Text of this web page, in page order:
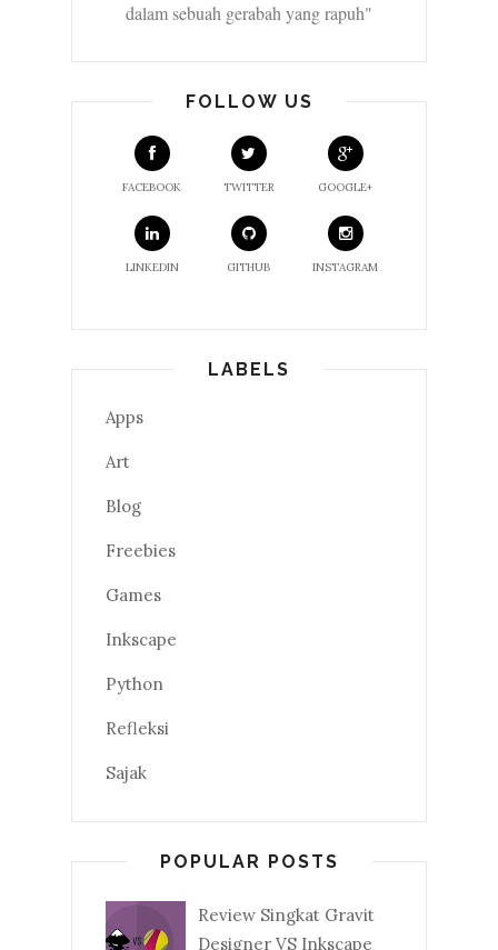
dalam sebuah gerabah yang rapuh"
FOLLOW US
FACEBOOK TWITTER GOOGLE+
LINKEDIN GITHUB INSTAGRAM
LABELS
Apps
Art
Blog
Freebies
Games
Inkscape
Python
Refleksi
Sajak
POPULAR POSTS
Review Singkat Gravit
Designer VS Inkscape